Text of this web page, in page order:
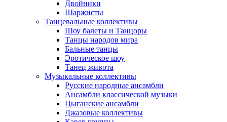
Двойники
Шаржисты
Танцевальные коллективы
Шоу балеты и Танцоры
Танцы народов мира
Бальные танцы
Эротическое шоу
Танец живота
Музыкальные коллективы
Русские народные ансамбли
Ансамбли классической музыки
Цыганские ансамбли
Джазовые коллективы